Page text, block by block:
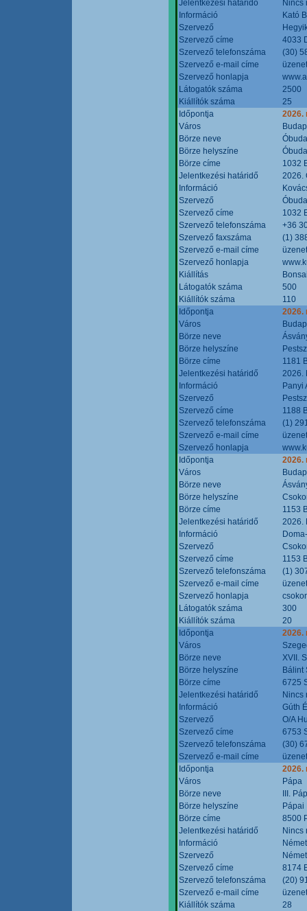
Jelentkezési határidő
Nincs
Információ
Kató
Szervező
Szervező címe
4033
Szervező telefonszáma
(30)
Szervező e-mail címe
Szervező honlapja
Látogatók száma
2500
Kiállítók száma
25
Időpontja
2026.
Város
Börze neve
Börze helyszíne
Börze címe
1032
Jelentkezési határidő
2026.
Információ
Szervező
Szervező címe
1032
Szervező telefonszáma
+36
Szervező faxszáma
(1)
Szervező e-mail címe
Szervező honlapja
Kiállítás
Látogatók száma
500
Kiállítók száma
110
Időpontja
2026.
Város
Börze neve
Börze helyszíne
Börze címe
1181
Jelentkezési határidő
2026.
Információ
Panyi
Szervező
Szervező címe
1188
Szervező telefonszáma
(1)
Szervező e-mail címe
Szervező honlapja
Időpontja
2026.
Város
Börze neve
Börze helyszíne
Börze címe
1153
Jelentkezési határidő
2026.
Információ
Szervező
Szervező címe
1153
Szervező telefonszáma
(1)
Szervező e-mail címe
Szervező honlapja
Látogatók száma
300
Kiállítók száma
20
Időpontja
2026.
Város
Börze neve
XVII.
Börze helyszíne
Bálint
Börze címe
6725
Jelentkezési határidő
Nincs
Információ
Gúth
Szervező
O/A
Szervező címe
6753
Szervező telefonszáma
(30)
Szervező e-mail címe
Időpontja
2026.
Város
Pápa
Börze neve
III.
Börze helyszíne
Pápai
Börze címe
8500
Jelentkezési határidő
Nincs
Információ
Szervező
Szervező címe
8174
Szervező telefonszáma
(20)
Szervező e-mail címe
Kiállítók száma
28